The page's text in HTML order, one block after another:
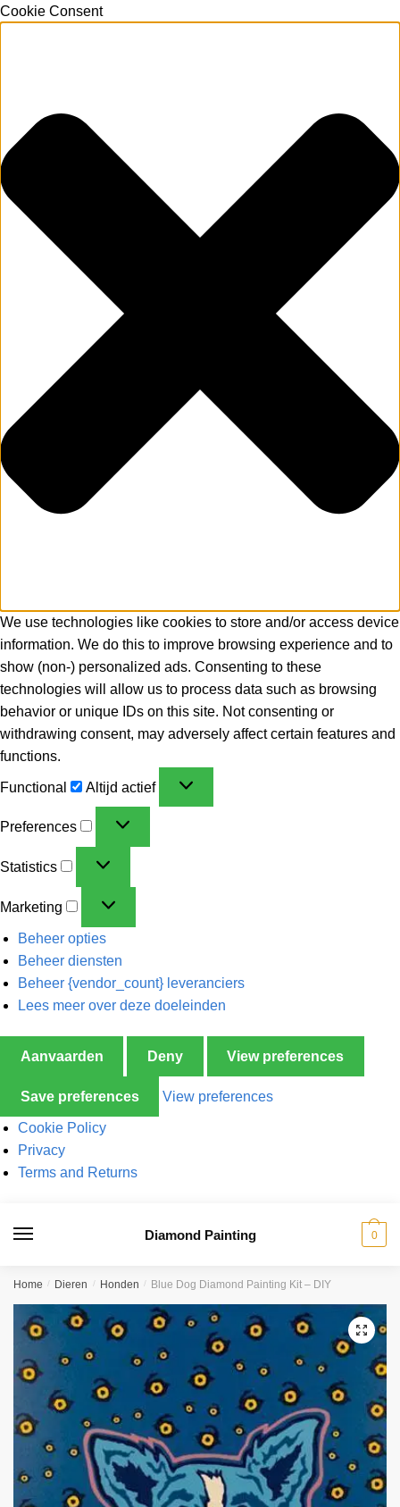
Cookie Consent
We use technologies like cookies to store and/or access device
information. We do this to improve browsing experience and to
show (non-) personalized ads. Consenting to these
technologies will allow us to process data such as browsing
behavior or unique IDs on this site. Not consenting or
withdrawing consent, may adversely affect certain features and
functions.
Functional Altijd actief
Preferences
Statistics
Marketing
Beheer opties
Beheer diensten
Beheer {vendor_count} leveranciers
Lees meer over deze doeleinden
Aanvaarden Deny View preferences
Save preferences View preferences
Cookie Policy
Privacy
Terms and Returns
Diamond Painting 0
Home / Dieren / Honden / Blue Dog Diamond Painting Kit – DIY
🔍